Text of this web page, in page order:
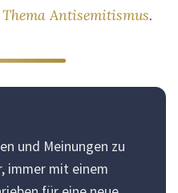
Thema Antisemitismus.
und Meinungen zu
immer mit einem